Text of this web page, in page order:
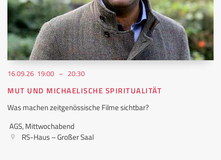
16.09.26 19:00 – 20:30
MUT UND MICHAELISCHE SPIRITUALITÄT
Was machen zeitgenössische Filme sichtbar?
AGS, Mittwochabend
RS-Haus – Großer Saal